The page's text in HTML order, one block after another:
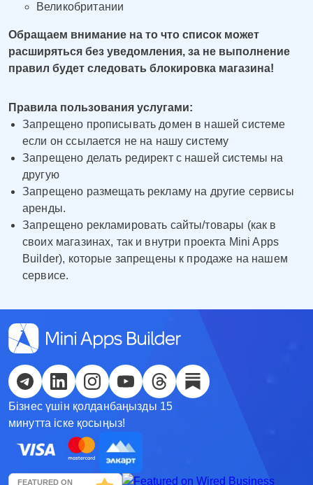
Великобритании
Обращаем внимание на то что список может
расширяться без уведомления, за не выполнение
правил будет следовать блокировка магазина!
Правила пользования услугами:
Запрещено прописывать домен в нашей системе
если он ссылается не на нашу систему
Запрещено делать редирект с нашей системы на
другую
Запрещено размещать рекламу на другие сервисы
аренды.
Запрещено рекламировать сайты/товары (как в
своих магазинах, так и внутри проекта Mini Apps
Builder), которые запрещены к продаже на нашем
сервисе.
Бізнес үшін қолданбаңызды 15
минутта іске қосыңыз!
English
Кыргызча
Русский
Қазақша
Español
Українська
한국어